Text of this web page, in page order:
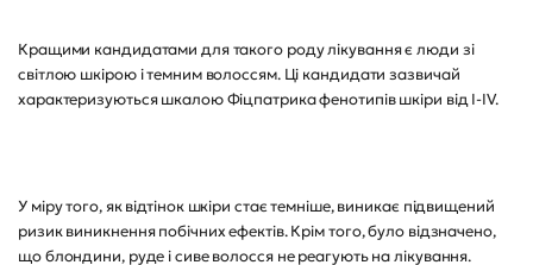
Кращими кандидатами для такого роду лікування є люди зі
світлою шкірою і темним волоссям. Ці кандидати зазвичай
характеризуються шкалою Фіцпатрика фенотипів шкіри від I-IV.
У міру того, як відтінок шкіри стає темніше, виникає підвищений
ризик виникнення побічних ефектів. Крім того, було відзначено,
що блондини, руде і сиве волосся не реагують на лікування.